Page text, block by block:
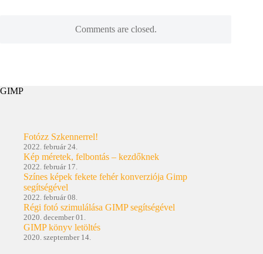
Comments are closed.
GIMP
Fotózz Szkennerrel!
2022. február 24.
Kép méretek, felbontás – kezdőknek
2022. február 17.
Színes képek fekete fehér konverziója Gimp
segítségével
2022. február 08.
Régi fotó szimulálása GIMP segítségével
2020. december 01.
GIMP könyv letöltés
2020. szeptember 14.